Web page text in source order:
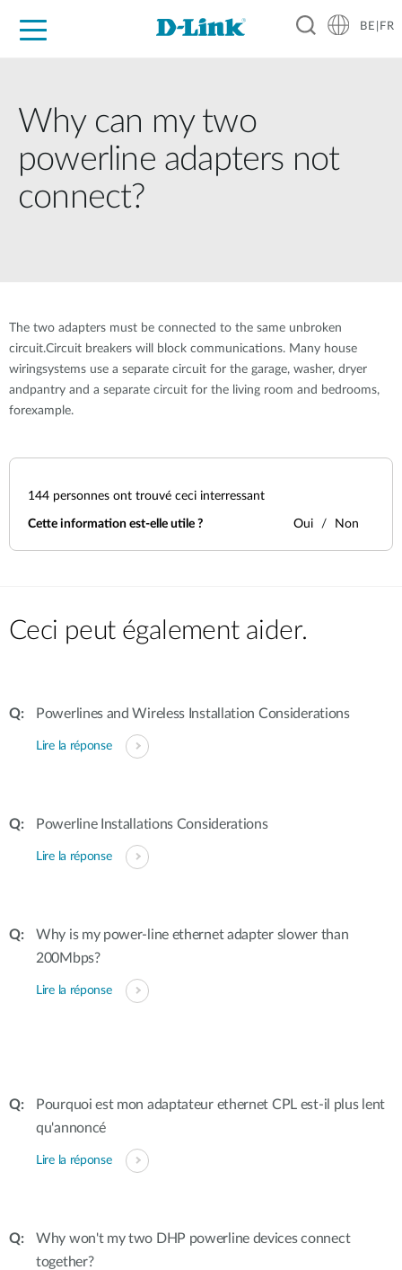
BE|FR
Why can my two
powerline adapters not
connect?
The two adapters must be connected to the same unbroken
circuit.Circuit breakers will block communications. Many house
wiringsystems use a separate circuit for the garage, washer, dryer
andpantry and a separate circuit for the living room and bedrooms,
forexample.
144 personnes ont trouvé ceci interressant
Cette information est-elle utile ? Oui Non
Ceci peut également aider.
Powerlines and Wireless Installation Considerations
Lire la réponse
Powerline Installations Considerations
Lire la réponse
Why is my power-line ethernet adapter slower than
200Mbps?
Lire la réponse
Pourquoi est mon adaptateur ethernet CPL est-il plus lent
qu'annoncé
Lire la réponse
Why won't my two DHP powerline devices connect
together?